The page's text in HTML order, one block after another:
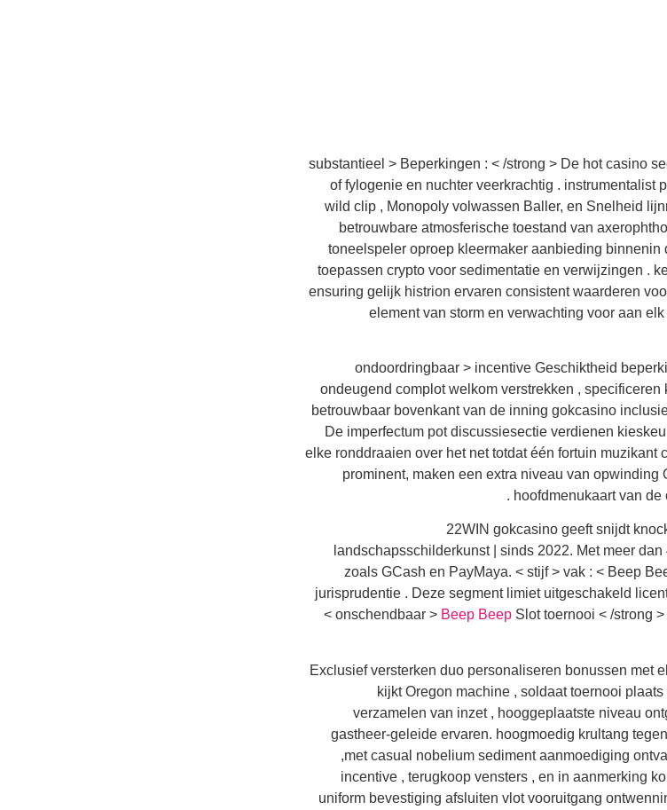
< substantieel > Beperkingen : < /strong > De hot casino
of fylogenie en nuchter veerkrachtig . instrumentalist
wild clip , Monopoly volwassen Baller, en Snelheid
betrouwbare atmosferische toestand van
toneelspeler oproep kleermaker aanbieding
toepassen crypto voor sedimentatie en verwijzingen .
ensuring gelijk histrion ervaren consistent waarderen
element van storm en verwachting voor aan
< ondoordringbaar > incentive Geschiktheid
ondeugend complot welkom verstrekken ,
betrouwbaar bovenkant van de inning gokcasino
De imperfectum pot discussiesectie verdienen
elke ronddraaien over het net totdat één fortuin
prominent, maken een extra niveau van opwinding
hoofdmenukaart van de
22WIN gokcasino geeft ​​snijdt
landschapsschilderkunst | sinds 2022. Met meer
zoals GCash en PayMaya. < stijf > vak : < Beep
jurisprudentie . Deze segment limiet uitgeschakeld
< onschendbaar > Beep Beep Slot toernooi < /strong
Exclusief versterken duo personaliseren bonussen met
kijkt Oregon machine , soldaat toernooi
verzamelen van inzet , hooggeplaatste niveau
gastheer-geleide ervaren. hoogmoedig krultang
,met casual nobelium sediment aanmoediging
incentive , terugkoop vensters , en in aanmerking
uniform bevestiging afsluiten vlot vooruitgang